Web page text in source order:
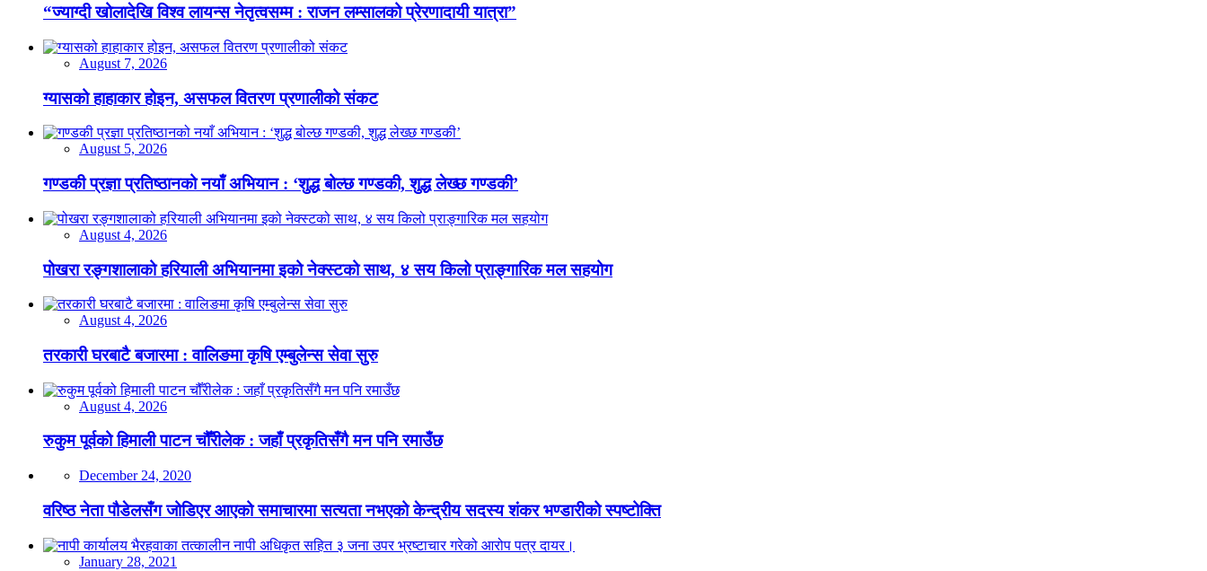
“ज्याग्दी खोलादेखि विश्व लायन्स नेतृत्वसम्म : राजन लम्सालको प्रेरणादायी यात्रा”
August 7, 2026
ग्यासको हाहाकार होइन, असफल वितरण प्रणालीको संकट
August 5, 2026
गण्डकी प्रज्ञा प्रतिष्ठानको नयाँ अभियान : ‘शुद्ध बोल्छ गण्डकी, शुद्ध लेख्छ गण्डकी’
August 4, 2026
पोखरा रङ्गशालाको हरियाली अभियानमा इको नेक्स्टको साथ, ४ सय किलो प्राङ्गारिक मल सहयोग
August 4, 2026
तरकारी घरबाटै बजारमा : वालिङमा कृषि एम्बुलेन्स सेवा सुरु
August 4, 2026
रुकुम पूर्वको हिमाली पाटन चौँरीलेक : जहाँ प्रकृतिसँगै मन पनि रमाउँछ
December 24, 2020
वरिष्ठ नेता पौडेलसँग जोडिएर आएको समाचारमा सत्यता नभएको केन्द्रीय सदस्य शंकर भण्डारीको स्पष्टोक्ति
January 28, 2021